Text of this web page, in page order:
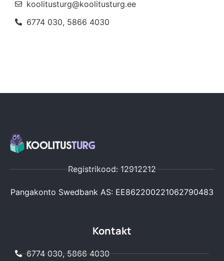
koolitusturg@koolitusturg.ee
6774 030, 5866 4030
Registrikood: 12912212
Pangakonto Swedbank AS: EE862200221062790483
Kontakt
6774 030, 5866 4030